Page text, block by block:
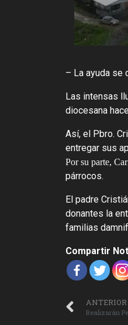
– La ayuda se
Las intensas
diocesana
Así, el Pbro.
entregar sus
Por su parte,
párrocos.
El padre
donantes la
familias
Compartir
ANTERIOR
Realizarán